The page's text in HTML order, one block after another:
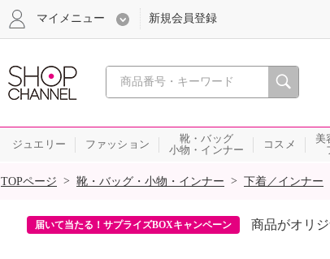
心おどる、瞬間を。通販・テレビショッピン
マイメニュー 新規会員登録
ジュエリー ファッション
靴・バッグ
小物・インナー
コスメ
美
SALE
TOPページ > 靴・バッグ・小物・インナー > 下着／インナー
届いて当たる！サプライズBOXキャンペーン 商品がオリ